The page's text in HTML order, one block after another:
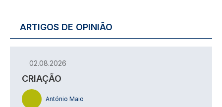
ARTIGOS DE OPINIÃO
02.08.2026
CRIAÇÃO
António Maio